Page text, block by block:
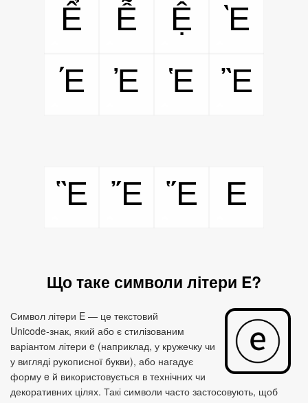
Ể
Ễ Ệ
Ὲ
Έ
Ἐ Ἑ Ἒ
Ἓ Ἔ Ἕ E
Що таке символи літери E?
Символ літери E — це текстовий
Unicode‑знак, який або є стилізованим
варіантом літери e (наприклад, у кружечку чи
у вигляді рукописної букви), або нагадує
форму e й використовується в технічних чи
декоративних цілях. Такі символи часто застосовують, щоб